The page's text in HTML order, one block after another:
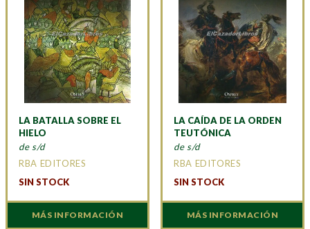
LA BATALLA SOBRE EL
HIELO
de s/d
RBA EDITORES
SIN STOCK
MÁS INFORMACIÓN
LA CAÍDA DE LA ORDEN
TEUTÓNICA
de s/d
RBA EDITORES
SIN STOCK
MÁS INFORMACIÓN